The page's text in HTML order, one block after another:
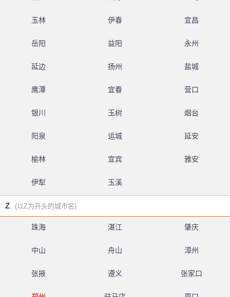
玉林 伊春 宜昌
岳阳 益阳 永州
延边 扬州 盐城
鹰潭 宜春 营口
银川 玉树 烟台
阳泉 运城 延安
榆林 宜宾 雅安
伊犁 玉溪
Z (以Z为开头的城市名)
珠海 湛江 肇庆
中山 舟山 漳州
张掖 遵义 张家口